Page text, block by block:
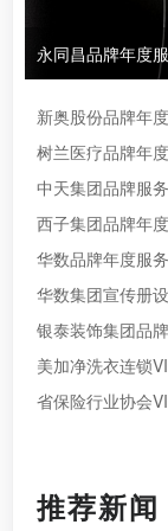
永同昌品牌年度
新奥股份品牌年
树兰医疗品牌年
中天集团品牌服务
西子集团品牌年
华数品牌年度服务
华数集团宣传册
银泰装饰集团品
美加净洗衣连锁
省保险行业协会
推荐新闻